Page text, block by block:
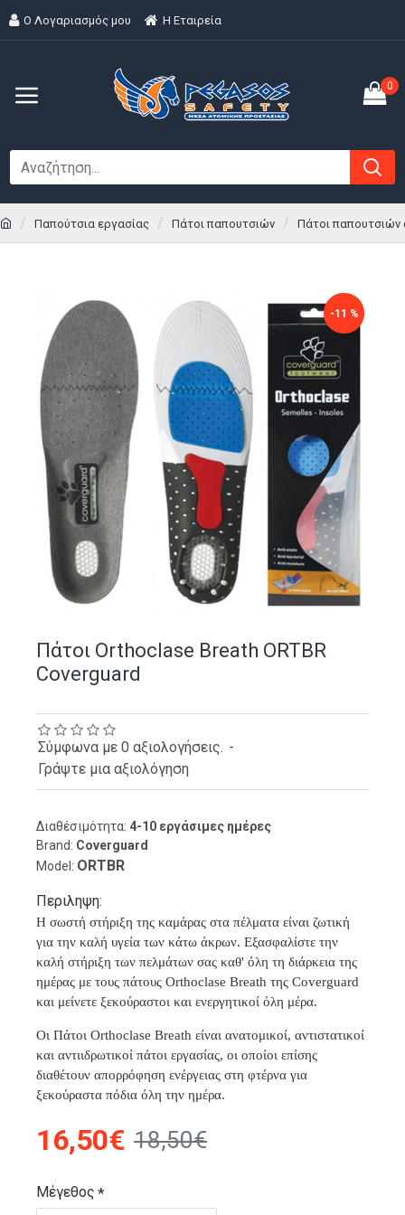
Ο Λογαριασμός μου H Εταιρεία
0
Παπούτσια εργασίας Πάτοι παπουτσιών Πάτοι παπουτσιών
-11 %
Πάτοι Orthoclase Breath ORTBR
Coverguard
Διαθέσιμότητα: 4-10 εργάσιμες ημέρες
Brand: Coverguard
Model: ORTBR
Σύμφωνα με 0 αξιολογήσεις. -
Γράψτε μια αξιολόγηση
Περιληψη:
H σωστή στήριξη της καμάρας στα πέλματα είναι ζωτική
για την καλή υγεία των κάτω άκρων. Εξασφαλίστε την
καλή στήριξη των πελμάτων σας καθ' όλη τη διάρκεια της
ημέρας με τους πάτους Orthoclase Breath της Coverguard
και μείνετε ξεκούραστοι και ενεργητικοί όλη μέρα.
Οι Πάτοι Orthoclase Breath είναι ανατομικοί, αντιστατικοί
και αντιιδρωτικοί πάτοι εργασίας, οι οποίοι επίσης
διαθέτουν απορρόφηση ενέργειας στη φτέρνα για
ξεκούραστα πόδια όλη την ημέρα.
16,50€ 18,50€
Μέγεθος